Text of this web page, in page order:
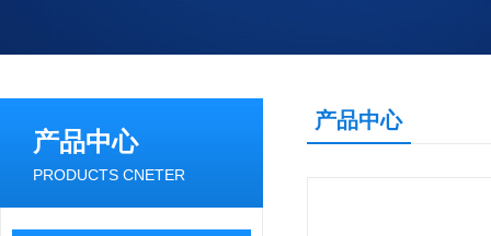
产品中心
PRODUCTS CNETER
产品中心